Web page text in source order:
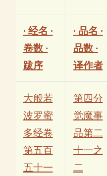
· 经名 ·
卷数 ·
跋序
· 品名 ·
品数 ·
译作者
大般若
波罗蜜
多经卷
第五百
五十一
第四分
觉魔事
品第二
十一之
二